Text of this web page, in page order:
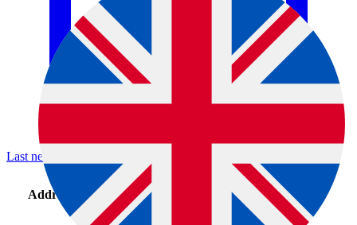
Last ned (CSV)
Address
tiv
es
Product types
Ca
or
Name